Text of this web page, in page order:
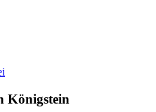
Königstein